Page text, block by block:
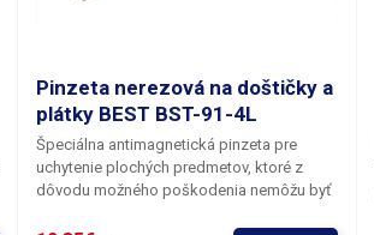
Pinzeta nerezová na doštičky a
plátky BEST BST-91-4L
Špeciálna antimagnetická pinzeta pre
uchytenie plochých predmetov, ktoré z
dôvodu možného poškodenia nemôžu byť